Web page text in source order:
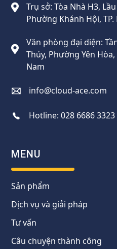
Trụ sở: Tòa Nhà H3,
Phường Khánh Hội, TP.
Văn phòng đại diện:
Thúy, Phường Yên
Nam
info@cloud-ace.com
Hotline:028 6686 3323
MENU
Sản phẩm
Dịch vụ và giải pháp
Tư vấn
Câu chuyện thành công